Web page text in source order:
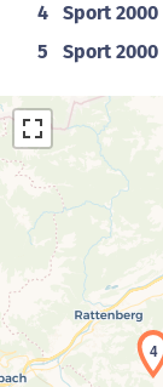
4 Sport 2000
5 Sport 2000
4